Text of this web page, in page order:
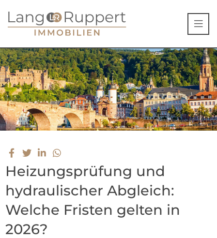
Heizungsprüfung und
hydraulischer Abgleich:
Welche Fristen gelten in
2026?